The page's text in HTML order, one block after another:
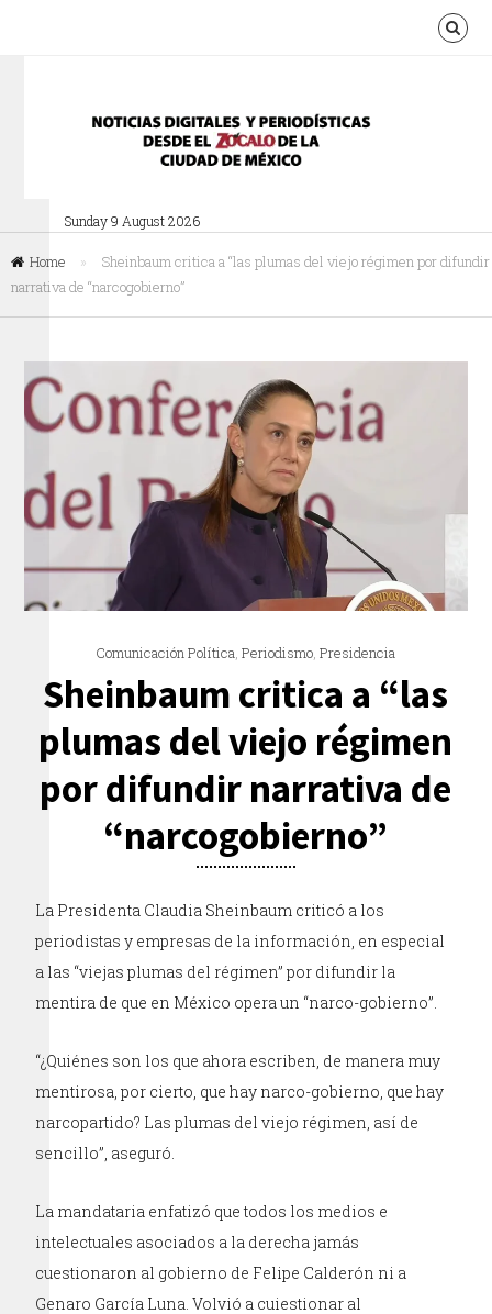
Sunday 9 August 2026
Home »
Sheinbaum critica a “las plumas del viejo régimen por difundir
narrativa de “narcogobierno”
Comunicación Política,Periodismo,Presidencia
Sheinbaum critica a “las
plumas del viejo régimen
por difundir narrativa de
“narcogobierno”
La Presidenta Claudia Sheinbaum criticó a los
periodistas y empresas de la información, en especial
a las “viejas plumas del régimen” por difundir la
mentira de que en México opera un “narco-gobierno”.
“¿Quiénes son los que ahora escriben, de manera muy
mentirosa, por cierto, que hay narco-gobierno, que hay
narcopartido? Las plumas del viejo régimen, así de
sencillo”, aseguró.
La mandataria enfatizó que todos los medios e
intelectuales asociados a la derecha jamás
cuestionaron al gobierno de Felipe Calderón ni a
Genaro García Luna. Volvió a cuiestionar al